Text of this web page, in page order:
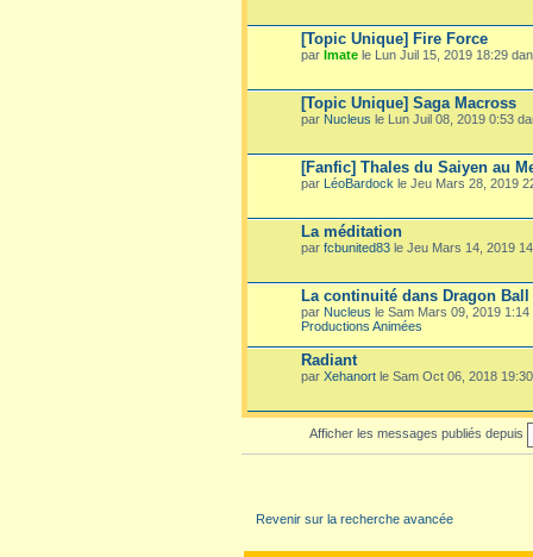
[Topic Unique] Fire Force
par Imate le Lun Juil 15, 2019 18:29
[Topic Unique] Saga Macross
par Nucleus le Lun Juil 08, 2019 0:53
[Fanfic] Thales du Saiyen au
par LéoBardock le Jeu Mars 28, 2019
La méditation
par fcbunited83 le Jeu Mars 14, 2019
La continuité dans Dragon Ball
par Nucleus le Sam Mars 09, 2019
Productions Animées
Radiant
par Xehanort le Sam Oct 06, 2018
Afficher les messages publiés depuis
Revenir sur la recherche avancée